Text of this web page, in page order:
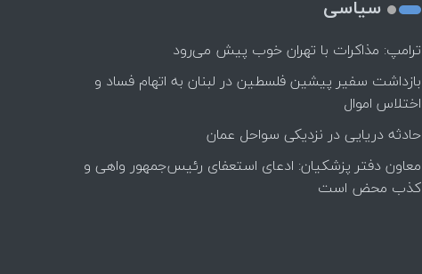
سیاسی
ترامپ: مذاکرات با تهران خوب پیش می‌رود
بازداشت سفیر پیشین فلسطین در لبنان به اتهام فساد و
اختلاس اموال
حادثه دریایی در نزدیکی سواحل عمان
معاون دفتر پزشکیان: ادعای استعفای رئیس‌جمهور واهی و
کذب محض است